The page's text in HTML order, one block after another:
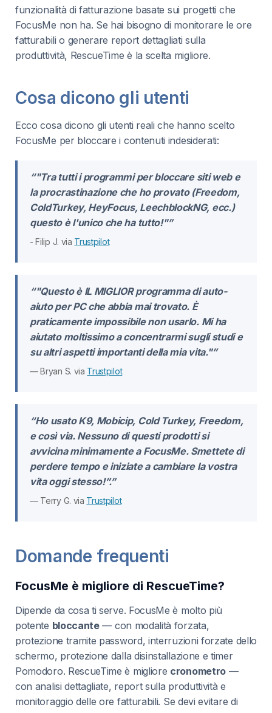
funzionalità di fatturazione basate sui progetti che
FocusMe non ha. Se hai bisogno di monitorare le ore
fatturabili o generare report dettagliati sulla
produttività, RescueTime è la scelta migliore.
Cosa dicono gli utenti
Ecco cosa dicono gli utenti reali che hanno scelto
FocusMe per bloccare i contenuti indesiderati:
“"Tra tutti i programmi per bloccare siti web e
la procrastinazione che ho provato (Freedom,
ColdTurkey, HeyFocus, LeechblockNG, ecc.)
questo è l'unico che ha tutto!"”
- Filip J. via Trustpilot
“"Questo è IL MIGLIOR programma di auto-
aiuto per PC che abbia mai trovato. È
praticamente impossibile non usarlo. Mi ha
aiutato moltissimo a concentrarmi sugli studi e
su altri aspetti importanti della mia vita."”
— Bryan S. via Trustpilot
“Ho usato K9, Mobicip, Cold Turkey, Freedom,
e così via. Nessuno di questi prodotti si
avvicina minimamente a FocusMe. Smettete di
perdere tempo e iniziate a cambiare la vostra
vita oggi stesso!”.”
— Terry G. via Trustpilot
Domande frequenti
FocusMe è migliore di RescueTime?
Dipende da cosa ti serve. FocusMe è molto più
potente bloccante— con modalità forzata,
protezione tramite password, interruzioni forzate dello
schermo, protezione dalla disinstallazione e timer
Pomodoro. RescueTime è migliore cronometro —
con analisi dettagliate, report sulla produttività e
monitoraggio delle ore fatturabili. Se devi evitare di